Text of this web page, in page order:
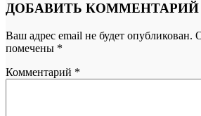
ДОБАВИТЬ КОММЕНТАРИЙ
Ваш адрес email не будет опубликован.
помечены *
Комментарий *